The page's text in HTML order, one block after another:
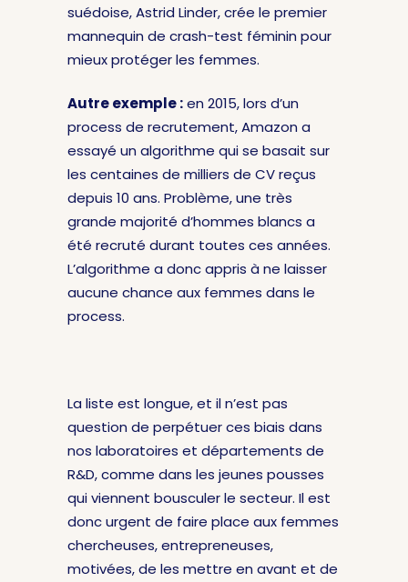
suédoise, Astrid Linder, crée le premier
mannequin de crash-test féminin pour
mieux protéger les femmes.
Autre exemple :en 2015, lors d’un
process de recrutement, Amazon a
essayé un algorithme qui se basait sur
les centaines de milliers de CV reçus
depuis 10 ans. Problème, une très
grande majorité d’hommes blancs a
été recruté durant toutes ces années.
L’algorithme a donc appris à ne laisser
aucune chance aux femmes dans le
process.
La liste est longue, et il n’est pas
question de perpétuer ces biais dans
nos laboratoires et départements de
R&D, comme dans les jeunes pousses
qui viennent bousculer le secteur. Il est
donc urgent de faire place aux femmes
chercheuses, entrepreneuses,
motivées, de les mettre en avant et de